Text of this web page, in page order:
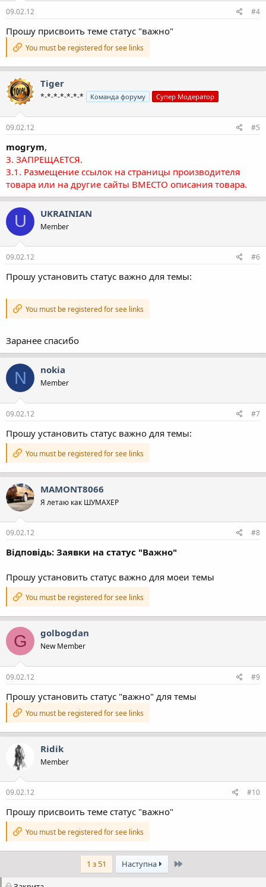
09.02.12 #4
Прошу присвоить теме статус "важно"
You must be registered for see links
Tiger
*-*-*-*-*-*-* Команда форуму Супер Модератор
09.02.12 #5
mogrym,
3. ЗАПРЕЩАЕТСЯ.
3.1. Размещение ссылок на страницы производителя
товара или на другие сайты ВМЕСТО описания товара.
U UKRAINIAN
Member
09.02.12 #6
Прошу установить статус важно для темы:
You must be registered for see links
Заранее спасибо
N nokia
Member
09.02.12 #7
Прошу установить статус важно для темы:
You must be registered for see links
MAMONT8066
Я летаю как ШУМАХЕР
09.02.12 #8
Відповідь: Заявки на статус "Важно"
Прошу установить статус важно для моеи темы
You must be registered for see links
G golbogdan
New Member
09.02.12 #9
Прошу установить статус "важно" для темы
You must be registered for see links
Ridik
Member
09.02.12 #10
Прошу присвоить теме статус "важно"
You must be registered for see links
1 з 51 Наступна Останній